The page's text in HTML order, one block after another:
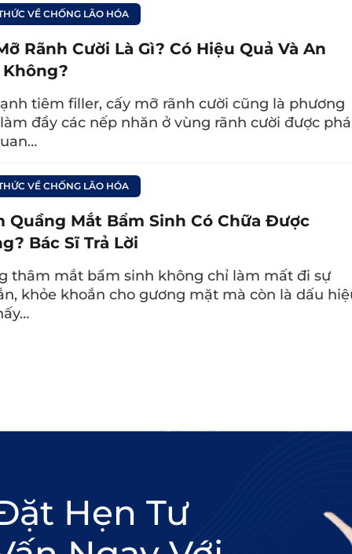
nạ mắt tốt được nhiều người yêu thích:
E.G.T Essence Gel Eye Fill Patch
Patch là sản phẩm chăm sóc vùng mắt
Với chất liệu gel mềm mại, mặt nạ mang
dụng.
Technology) giúp kích thích tái tạo tế bào da
Từ đó hỗ trợ làm mờ nếp nhăn, cải thiện
li ti, giúp da săn chắc hơn và giảm thiểu
và giảm bọng mắt hiệu quả.
VỀ CHỐNG LÃO HÓA
Rãnh Cười Là Gì? Có Hiệu Quả Và An
Không?
tiêm filler, cấy mỡ rãnh cười cũng là phương
đầy các nếp nhăn ở vùng rãnh cười được
VỀ CHỐNG LÃO HÓA
Quầng Mắt Bẩm Sinh Có Chữa Được
Bác Sĩ Trả Lời
thâm mắt bẩm sinh không chỉ làm mất đi sự
khỏe khoắn cho gương mặt mà còn là dấu
Hẹn Tư